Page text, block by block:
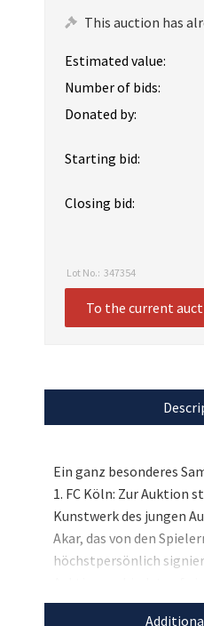
This auction has
Estimated value:
Number of bids:
Donated by:
Starting bid:
Closing bid:
Lot No.: 347354
To the current
Ein ganz besonderes
1. FC Köln: Zur Auktion
Kunstwerk des jungen
Akar, das von den
höchstpersönlich
Auktion verbindet auf
Welten von Kunst und